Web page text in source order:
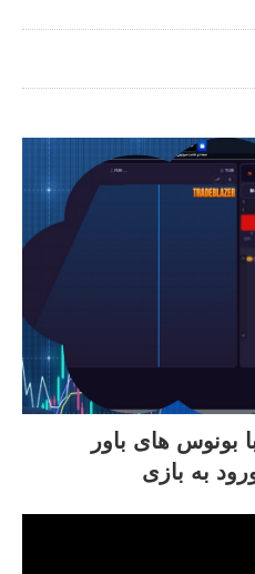
بونوس های باور
به بازی